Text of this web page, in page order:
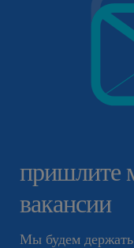
пришлите
вакансии
Мы будем держать